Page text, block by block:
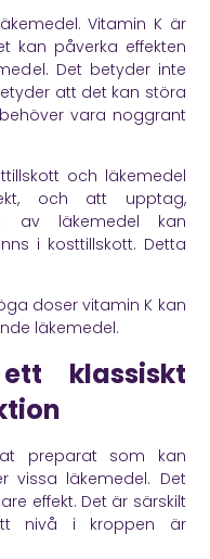
Vitamin K är
kan påverka effekten
Det betyder inte
att det kan störa
vara noggrant
och läkemedel
och att upptag,
av läkemedel kan
i kosttillskott. Detta
doser vitamin K kan
läkemedel.
klassiskt
preparat som kan
vissa läkemedel. Det
effekt. Det är särskilt
nivå i kroppen är